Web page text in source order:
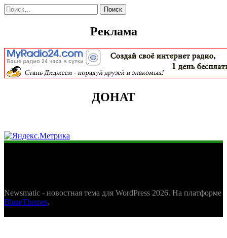
Найти:
Реклама
ДОНАТ
Newsmatic - новостная тема для WordPress 2026. На платформе
BlazeThemes.